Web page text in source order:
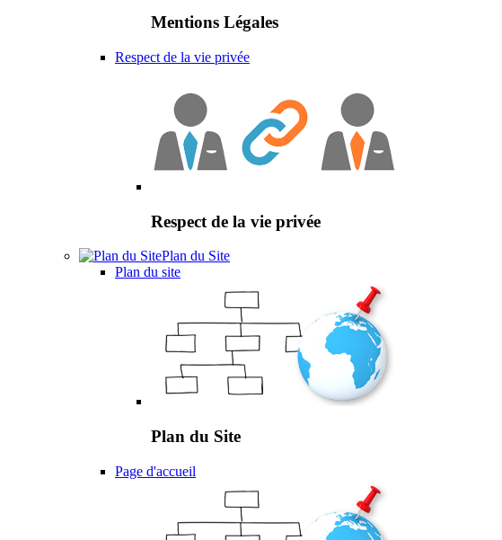
Mentions Légales
Respect de la vie privée
Respect de la vie privée
Plan du Site
Plan du site
Plan du Site
Page d'accueil